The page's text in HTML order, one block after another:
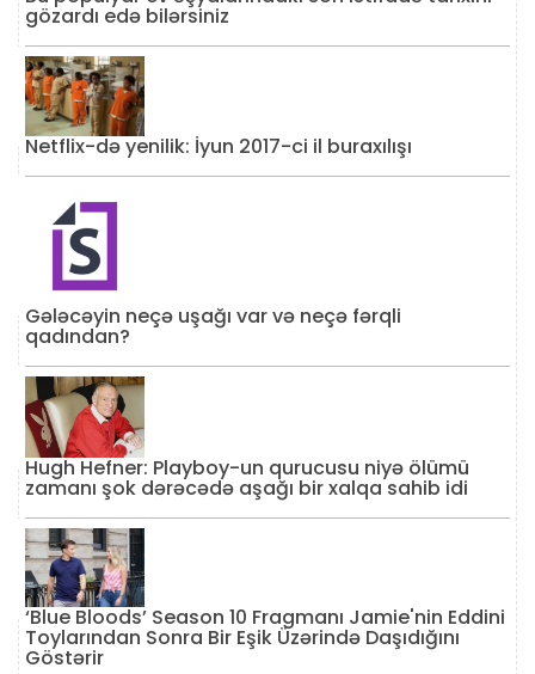
gözardı edə bilərsiniz
Netflix-də yenilik: İyun 2017-ci il buraxılışı
Gələcəyin neçə uşağı var və neçə fərqli
qadından?
Hugh Hefner: Playboy-un qurucusu niyə ölümü
zamanı şok dərəcədə aşağı bir xalqa sahib idi
‘Blue Bloods’ Season 10 Fragmanı Jamie'nin Eddini
Toylarından Sonra Bir Eşik Üzərində Daşıdığını
Göstərir